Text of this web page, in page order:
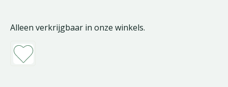
Alleen verkrijgbaar in onze winkels.